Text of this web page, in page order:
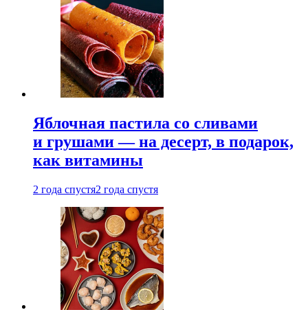
Яблочная пастила со сливами
и грушами — на десерт, в подарок,
как витамины
2 года спустя2 года спустя